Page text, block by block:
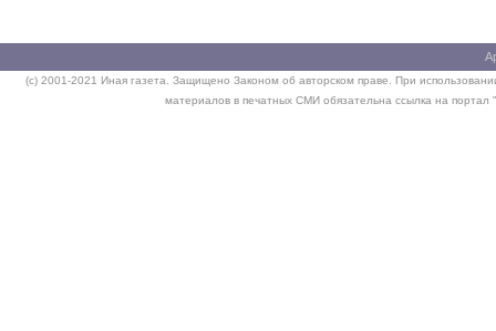
(c) 2001-2021 Иная газета. Защищено Законом об авторском праве. При
материалов в печатных СМИ обязательна ссылка на